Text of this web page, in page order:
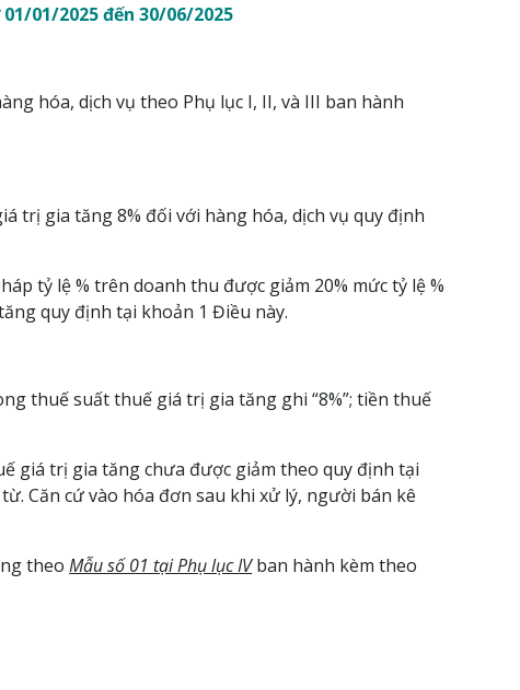
01/2025 đến 30/06/2025
hóa, dịch vụ theo Phụ lục I, II, và III ban hành
trị gia tăng 8% đối với hàng hóa, dịch vụ quy định
tỷ lệ % trên doanh thu được giảm 20% mức tỷ lệ %
quy định tại khoản 1 Điều này.
thuế suất thuế giá trị gia tăng ghi “8%”; tiền thuế
giá trị gia tăng chưa được giảm theo quy định tại
Căn cứ vào hóa đơn sau khi xử lý, người bán kê
theoMẫu số 01 tại Phụ lục IVban hành kèm theo